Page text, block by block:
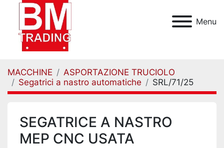
Menu
MACCHINE
ASPORTAZIONE TRUCIOLO
Segatrici a nastro automatiche
SRL/71/25
SEGATRICE A NASTRO
MEP CNC USATA